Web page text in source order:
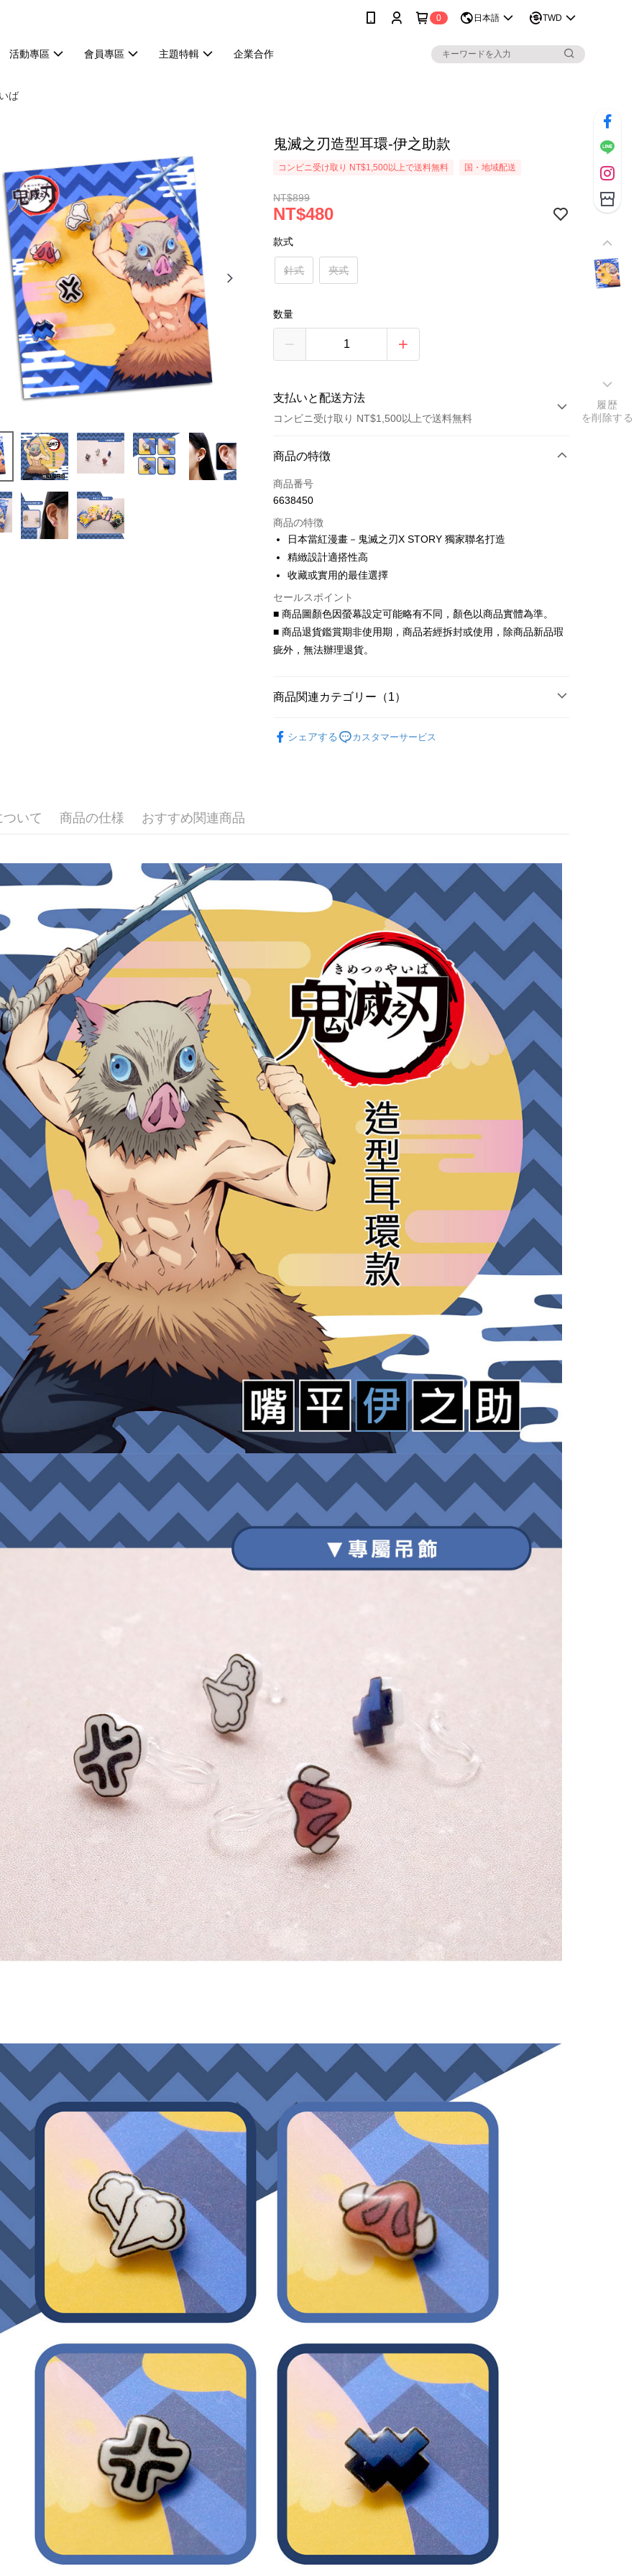
0 日本語 TWD
活動專區 會員專區 主題特輯 企業合作
ば
鬼滅之刃造型耳環-伊之助款
コンビニ受け取り NT$1,500以上で送料無料 国・地域配送
NT$899
NT$480
款式
針式 夾式
数量
支払いと配送方法
コンビニ受け取り NT$1,500以上で送料無料
お支払い方法
クレジットカード1回払い
クレジットカード分割払い
3回払い、金利0、毎回
合作金庫商業銀行
華南商業銀行
上海商業儲蓄銀行
国泰世華商業銀行
台湾中小企業銀行
台中商業銀行
HSBC(台湾)商業銀行
華泰商業銀行
聯邦商業銀行
元大商業銀行
台新國際商業銀行
台湾楽天クレジットカード会社
6回払い、金利0、毎回
合作金庫商業銀行
上海商業儲蓄銀行
国泰世華商業銀行
兆豐國際商業銀行
台湾中小企業銀行
台中商業銀行
HSBC(台湾)商業銀行
玉山商業銀行
コンビニ店頭代金引換
LINE Pay
Apple Pay
JKOPAY
AFTEE代金後払い
5.商品受け取り時のお支払いは不要です。商品を確かめてから、SMSま
たはアプリの通知に従って、4大コンビニ、またはATM/オンラインバンキ
ングでお支払いください。
代金納付期限は最短で 14 日以内ですので、ご注意ください。AFTEE ア
プリをダウンロードして AFTEE 会員になるとお支払い期限を最長 45 日
以内まで延長できます。
お支払期限は、ショップが請求した期日と、AFTEEで延長できる日数を
もとに計算されます。AFTEEで注文すると、商品を受け取るまで支払い
期限を延長できますが、商品を期限内に受け取れない場合があります
（例：予約商品や商品到着日が比較的遅い商品）。そのため、商品到着
の有無に関わらず、AFTEEで指定された期限内にお支払いください。
二、支払い限度額
1.初回 AFTEEを ご利用の際に、認証結果及び当社の審査の結果に基づ
き、限度額が設定されます。
2.決済金額は最低NT$20です。
3.現在、台湾の会員のみご利用いただけます。
三、利用規約「AFTEE代金後払い」（以下当サービスという）はネット
プロテクションズ（以下 AFTEE という）が提供し、AFTEEが代金を徴収
します。当サービスご利用の際に提供しなければならない個人情報（注
文者の氏名、電話番号、受取人の氏名、電話番号、受取人住所を含むが
これに限らない）は、AFTEEに渡され当サービスで必要な範囲内で利用
されます。AFTEEの個人情報の収集、処理、利用について、詳細は
AFTEE公式ホームページの『個人情報の収集、処理及び利用に関する声
明』をご参照ください（https://aftee.tw/privacypolicy/
AFTEEの初回ご利用の際に、審査を通過すれば、最高額がNT$10,000に
なります。支払い期限を過ぎた場合、その金額に基づいて年利20%の遅
延滞納金が加算されます。未成年の利用者は、事前に法定代理人または
後見人の同意を得ればAFTEEをご利用いただけます。
個人情報の処理、利用について疑問がある、または関連する法律の権利
を行使したい場合は、ネットプロテクションズ
cs_tw@netprotections.co.jpにご連絡ください。上記に示した個人情報
を、必要な購入注文書とあわせてAFTEEにご提供いただく、または
AFTEEにあなたの個人情報の収集、処理、利用を許可することににご同
意いただけない場合は、当サービスを選択しないでください。
全家取貨付款
配送毎にNT$60、NT$1,500以上で送料無料
配送毎にNT$60、NT$1,500以上で送料無料
7-11取貨付款
配送毎にNT$60、NT$1,500以上で送料無料
付款後7-11取貨
配送毎にNT$60、NT$1,500以上で送料無料
宅配
配送毎にNT$60、NT$1,500以上で送料無料
付款後門市自取
送料無料
貨到付款
配送毎にNT$90
國家/地區配送 送料を確認
商品の特徴
商品番号
6638450
商品の特徴
日本當紅漫畫－鬼滅之刃X STORY 獨家聯名打造
精緻設計適搭性高
收藏或實用的最佳選擇
セールスポイント
■ 商品圖顏色因螢幕設定可能略有不同，顏色以商品實體為準。
■ 商品退貨鑑賞期非使用期，商品若經拆封或使用，除商品新品瑕
疵外，無法辦理退貨。
商品関連カテゴリー（1）
シェアする
カスタマーサービス
いて 商品の仕様 おすすめ関連商品
履歴
を削除する